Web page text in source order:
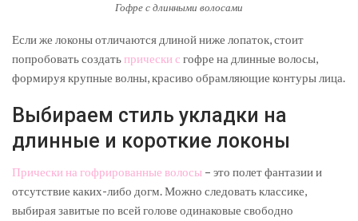
Гофре с длинными волосами
Если же локоны отличаются длиной ниже лопаток, стоит
попробовать создатьпрически с гофре на длинные волосы,
формируя крупные волны, красиво обрамляющие контуры лица.
Выбираем стиль укладки на
длинные и короткие локоны
Прически на гофрированные волосы – это полет фантазии и
отсутствие каких-либо догм. Можно следовать классике,
выбирая завитые по всей голове одинаковые свободно